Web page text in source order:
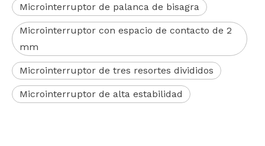
Microinterruptor de palanca de bisagra
Microinterruptor con espacio de contacto de 2
mm
Microinterruptor de tres resortes divididos
Microinterruptor de alta estabilidad